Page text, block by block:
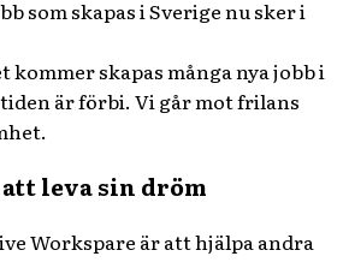
som skapas i Sverige nu sker i
kommer skapas många nya jobb i
är förbi. Vi går mot frilans
leva sin dröm
Workspare är att hjälpa andra